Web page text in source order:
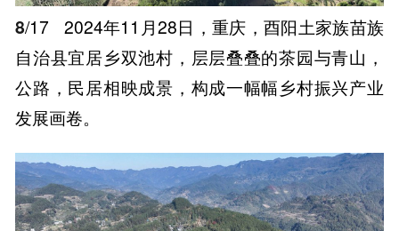
8/17
2024年11月28日，重庆，酉阳土家族苗族
自治县宜居乡双池村，层层叠叠的茶园与青山，
公路，民居相映成景，构成一幅幅乡村振兴产业
发展画卷。